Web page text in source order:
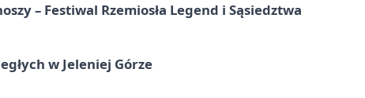
– Festiwal Rzemiosła Legend i Sąsiedztwa
w Jeleniej Górze